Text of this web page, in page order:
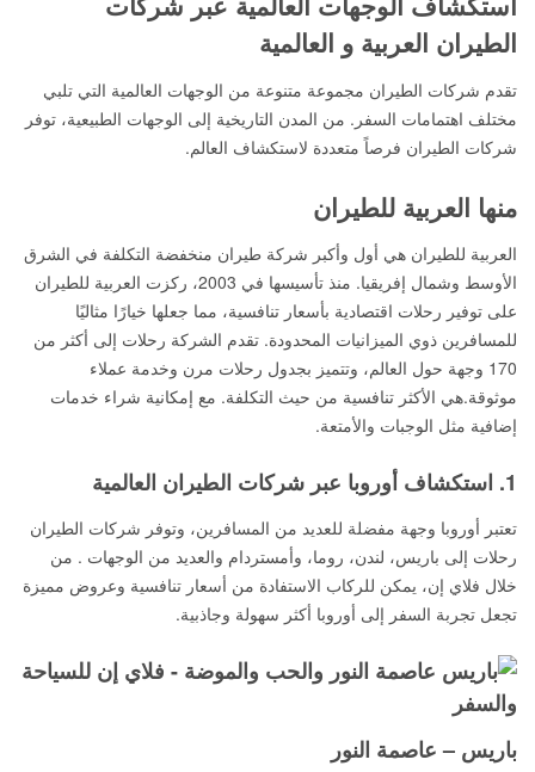
الطيران العربية و العالمية
تقدم شركات الطيران مجموعة متنوعة من الوجهات العالمية التي تلبي
مختلف اهتمامات السفر. من المدن التاريخية إلى الوجهات الطبيعية، توفر
شركات الطيران فرصاً متعددة لاستكشاف العالم.
منها العربية للطيران
العربية للطيران هي أول وأكبر شركة طيران منخفضة التكلفة في الشرق
الأوسط وشمال إفريقيا. منذ تأسيسها في 2003، ركزت العربية للطيران
على توفير رحلات اقتصادية بأسعار تنافسية، مما جعلها خيارًا مثاليًا
للمسافرين ذوي الميزانيات المحدودة. تقدم الشركة رحلات إلى أكثر من
170 وجهة حول العالم، وتتميز بجدول رحلات مرن وخدمة عملاء
موثوقة.هي الأكثر تنافسية من حيث التكلفة. مع إمكانية شراء خدمات
إضافية مثل الوجبات والأمتعة.
1. استكشاف أوروبا عبر شركات الطيران العالمية
تعتبر أوروبا وجهة مفضلة للعديد من المسافرين، وتوفر شركات الطيران
رحلات إلى باريس، لندن، روما، وأمستردام والعديد من الوجهات . من
خلال فلاي إن، يمكن للركاب الاستفادة من أسعار تنافسية وعروض مميزة
تجعل تجربة السفر إلى أوروبا أكثر سهولة وجاذبية.
باريس – عاصمة النور